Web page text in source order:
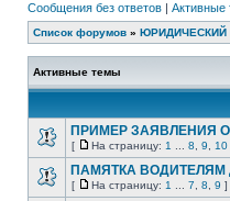
Сообщения без ответов | Активные
Список форумов » ЮРИДИЧЕСКИЙ
Активные темы
ПРИМЕР ЗАЯВЛЕНИЯ
[ На страницу: 1 8 9 10
ПАМЯТКА
[ На страницу: 1 7 8 9 ]